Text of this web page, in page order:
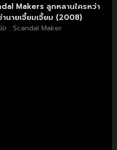
Makers ลูกหลานใครหว่า
นายเจี๋ยมเจี้ยม (2008)
อ : Scandal Maker